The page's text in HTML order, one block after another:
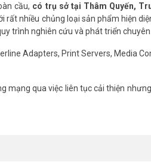
cầu, có trụ sở tại Thâm Quyến,
rất nhiều chủng loại sản phẩm hiện
trình nghiên cứu và phát triển chuyên
Adapters, Print Servers, Media
mạng qua việc liên tục cải thiện